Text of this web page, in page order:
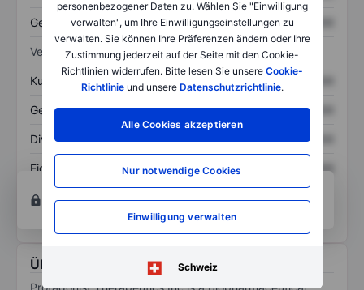
personenbezogener Daten zu. Wählen Sie "Einwilligung
verwalten", um Ihre Einwilligungseinstellungen zu
verwalten. Sie können Ihre Präferenzen ändern oder Ihre
Zustimmung jederzeit auf der Seite mit den Cookie-
Richtlinien widerrufen. Bitte lesen Sie unsere Cookie-
Richtlinieund unsere Datenschutzrichtlinie.
Alle Cookies akzeptieren
Nur notwendige Cookies
Einwilligung verwalten
Schweiz
Gesamtschulden XXXXXXX XXXXXXX
Verhältnisse
Kurs/Umsatz XXXXXXX
Gewinn je Aktie XXXXXXX XXXXXXX
Dividende je Aktie XXXXXXX XXXXXXX
Eigenkapitalrendite XXXXXXX
XXXXXXX
Konto eröffnenum Zugriff auf mehr Diagramm-
und Analyse-Tools zu erhalten.
Über Protagonist Therapeutics Inc.
Protagonist Therapeutics Inc is a biopharmaceutical